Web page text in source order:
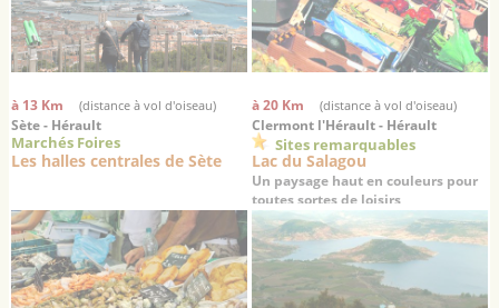
à 13 Km (distance à vol d'oiseau)
Sète - Hérault
Marchés Foires
Les halles centrales de Sète
à 20 Km (distance à vol d'oiseau)
Clermont l'Hérault - Hérault
Sites remarquables
Lac du Salagou
Un paysage haut en couleurs pour
toutes sortes de loisirs